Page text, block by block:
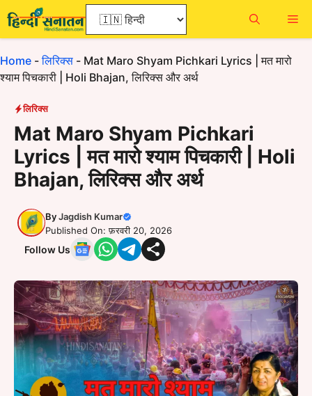
to
content
Home -लिरिक्स - Mat Maro Shyam Pichkari Lyrics | मत मारो
श्याम पिचकारी | Holi Bhajan, लिरिक्स और अर्थ
लिरिक्स
Mat Maro Shyam Pichkari
Lyrics | मत मारो श्याम पिचकारी | Holi
Bhajan, लिरिक्स और अर्थ
ByJagdish Kumar
Published On: फ़रवरी 20, 2026
Follow Us